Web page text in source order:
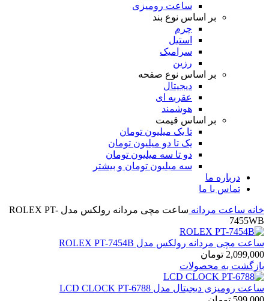
ساعت رومیزی
بر اساس نوع بند
چرم
استیل
سرامیک
رزین
بر اساس نوع صفحه
دیجیتال
عقربه ای
هوشمند
بر اساس قیمت
تا یک میلیون تومان
یک تا دو میلیون تومان
دو تا سه میلیون تومان
سه میلیون تومان و بیشتر
درباره ما
تماس با ما
خانه ساعت مردانه
ساعت مچی مردانه رولکس مدل ROLEX PT-
7455WB
ساعت مچی مردانه رولکس مدل ROLEX PT-7454B
2,099,000 تومان
بازگشت به محصولات
ساعت رومیزی دیجیتال مدل LCD CLOCK PT-6788